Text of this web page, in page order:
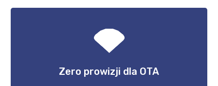
Zero prowizji dla OTA